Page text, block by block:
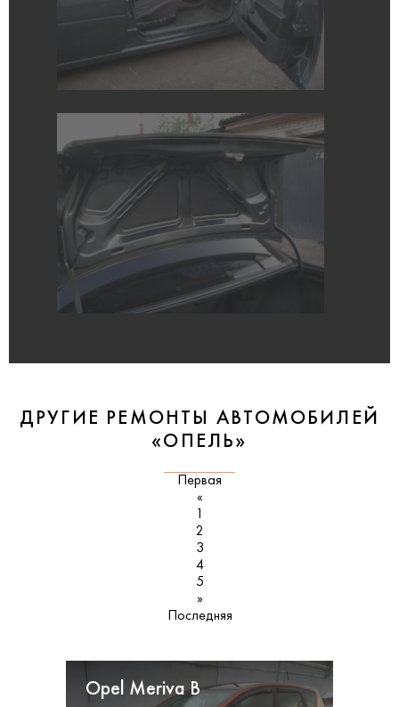
ДРУГИЕ РЕМОНТЫ АВТОМОБИЛЕЙ
«ОПЕЛЬ»
Первая
«
1
2
3
4
5
»
Последняя
Opel Meriva B